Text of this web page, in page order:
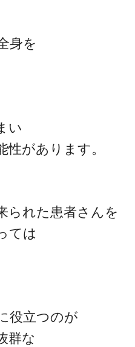
身を
い
があります。
られた患者さんを
ては
役立つのが
群な